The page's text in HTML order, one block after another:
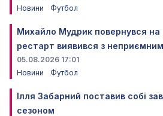
Новини
Футбол
Михайло Мудрик повернувся на
рестарт виявився з
05.08.2026 17:01
Новини
Футбол
Ілля Забарний поставив собі
сезоном